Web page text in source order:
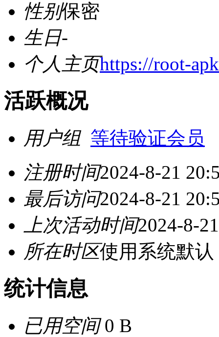
性别保密
生日-
个人主页https://root-
活跃概况
用户组 等待验证会员
注册时间2024-8-21
最后访问2024-8-21
上次活动时间2024-8-
所在时区使用系统默认
统计信息
已用空间0 B